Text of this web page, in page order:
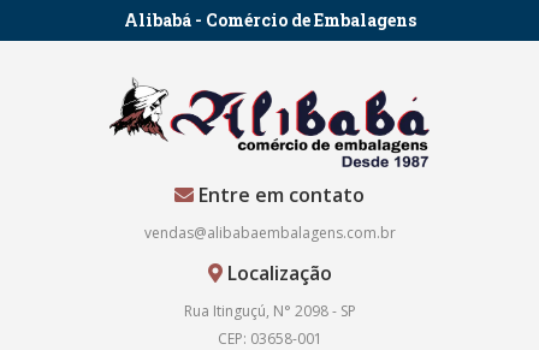
Alibabá - Comércio de Embalagens
Entre em contato
vendas@alibabaembalagens.com.br
Localização
Rua Itinguçú, N° 2098 - SP
CEP: 03658-001